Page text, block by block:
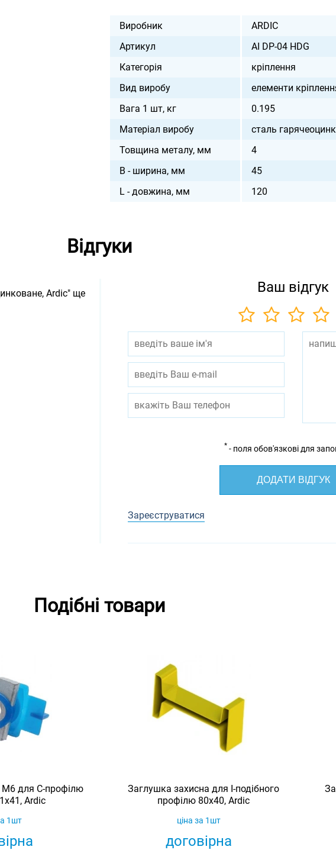
Виробник
ARDIC
Артикул
AI DP-04 HDG
Категорія
кріплення
Вид виробу
елементи
Вага 1 шт, кг
0.195
Матеріал виробу
сталь
Товщина металу, мм
4
B - ширина, мм
45
L - довжина, мм
120
Відгуки
Ardic" ще
Ваш відгук
* - поля обов'язкові для
ДОДАТИ ВІДГУК
Зареєструватися
Подібні товари
для C-профілю
Ardic
1шт
Заглушка захисна для I-подібного
профілю 80х40, Ardic
договірна
ціна за 1шт